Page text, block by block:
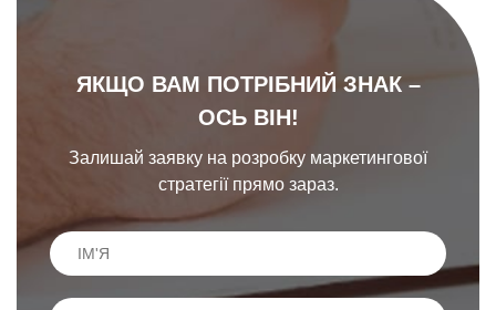
ЯКЩО ВАМ ПОТРІБНИЙ ЗНАК –
ОСЬ ВІН!
Залишай заявку на розробку маркетингової
стратегії прямо зараз.